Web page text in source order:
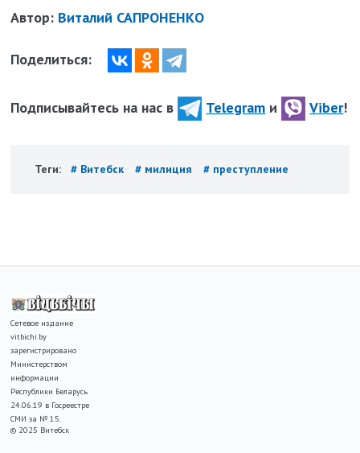
Автор: Виталий САПРОНЕНКО
Поделиться:
Подписывайтесь на нас в Telegram и Viber!
Теги: # Витебск # милиция # преступление
Сетевое издание
vitbichi.by
зарегистрировано
Министерством
информации
Республики Беларусь
24.06.19 в Госреестре
СМИ за № 15.
© 2025 Витебск